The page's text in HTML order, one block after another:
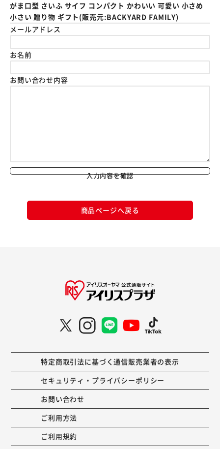
がま口型 さいふ サイフ コンパクト かわいい 可愛い 小さめ
小さい 贈り物 ギフト(販売元:BACKYARD FAMILY)
メールアドレス
お名前
お問い合わせ内容
入力内容を確認
商品ページへ戻る
特定商取引法に基づく通信販売業者の表示
セキュリティ・プライバシーポリシー
お問い合わせ
ご利用方法
ご利用規約